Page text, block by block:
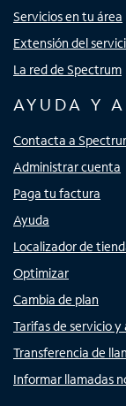
Servicios en tu área
Extensión del
La red de Spectrum
AYUDA Y
Contacta a
Administrar cuenta
Paga tu factura
Ayuda
Localizador de
Optimizar
Cambia de plan
Tarifas de servicio y
Transferencia de
Informar llamadas